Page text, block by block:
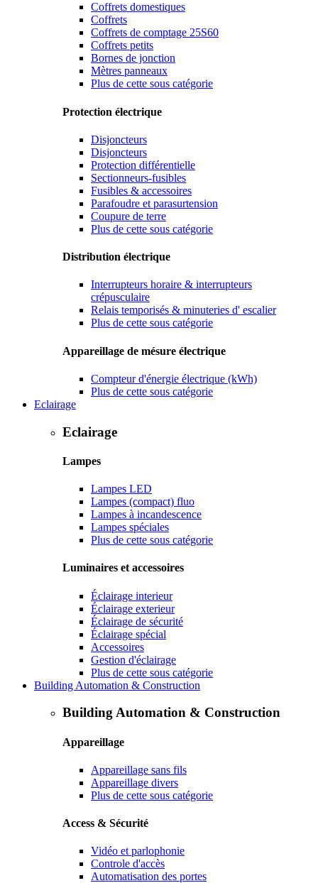
Coffrets domestiques
Coffrets
Coffrets de comptage 25S60
Coffrets petits
Bornes de jonction
Mètres panneaux
Plus de cette sous catégorie
Protection électrique
Disjoncteurs
Disjoncteurs
Protection différentielle
Sectionneurs-fusibles
Fusibles & accessoires
Parafoudre et parasurtension
Coupure de terre
Plus de cette sous catégorie
Distribution électrique
Interrupteurs horaire & interrupteurs
crépusculaire
Relais temporisés & minuteries d' escalier
Plus de cette sous catégorie
Appareillage de mésure électrique
Compteur d'énergie électrique (kWh)
Plus de cette sous catégorie
Eclairage
Eclairage
Lampes
Lampes LED
Lampes (compact) fluo
Lampes à incandescence
Lampes spéciales
Plus de cette sous catégorie
Luminaires et accessoires
Éclairage interieur
Éclairage exterieur
Éclairage de sécurité
Éclairage spécial
Accessoires
Gestion d'éclairage
Plus de cette sous catégorie
Building Automation & Construction
Building Automation & Construction
Appareillage
Appareillage sans fils
Appareillage divers
Plus de cette sous catégorie
Access & Sécurité
Vidéo et parlophonie
Controle d'accès
Automatisation des portes